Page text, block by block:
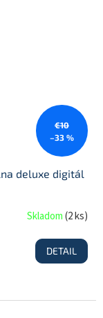
€10
–33 %
deluxe digitál
Skladom(2 ks)
DETAIL